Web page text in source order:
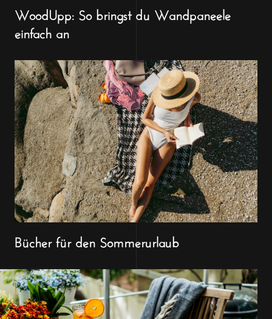
WoodUpp: So bringst du Wandpaneele
einfach an
Bücher für den Sommerurlaub